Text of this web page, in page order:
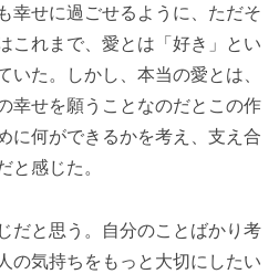
幸せに過ごせるように、ただそ
これまで、愛とは「好き」とい
いた。しかし、本当の愛とは、
幸せを願うことなのだとこの作
に何ができるかを考え、支え合
と感じた。
だと思う。自分のことばかり考
の気持ちをもっと大切にしたい